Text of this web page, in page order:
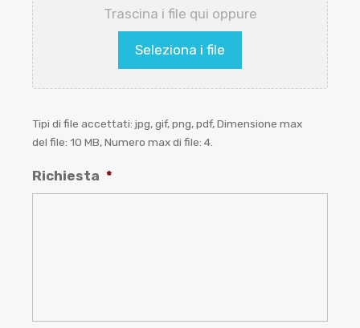
Trascina i file qui oppure
Seleziona i file
Tipi di file accettati: jpg, gif, png, pdf, Dimensione max
del file: 10 MB, Numero max di file: 4.
Richiesta *